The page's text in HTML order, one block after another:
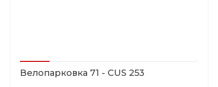
Велопарковка 71 - CUS 253